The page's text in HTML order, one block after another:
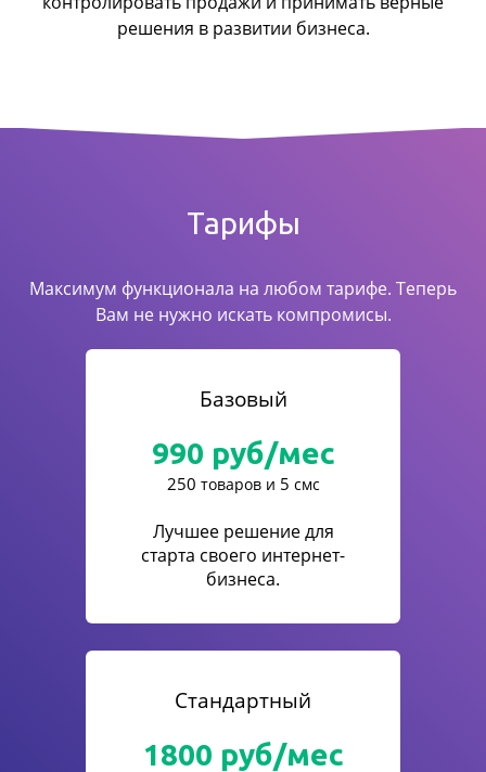
решения в развитии бизнеса.
Тарифы
Максимум функционала на любом тарифе. Теперь
Вам не нужно искать компромисы.
Базовый
990 руб/мес
250 товаров и 5 смс
Лучшее решение для
старта своего интернет-
бизнеса.
Стандартный
1800 руб/мес